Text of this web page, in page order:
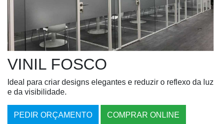
VINIL FOSCO
Ideal para criar designs elegantes e reduzir o reflexo da luz
e da visibilidade.
PEDIR ORÇAMENTO COMPRAR ONLINE